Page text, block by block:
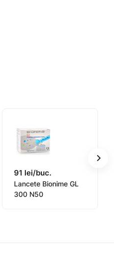
91 lei/buc.
Lancete Bionime GL
300 N50